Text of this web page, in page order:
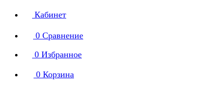
Кабинет
0 Сравнение
0 Избранное
0 Корзина